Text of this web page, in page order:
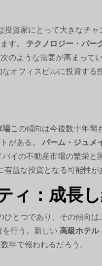
投資家にとって大きなチ
す。 テクノロジー・パー
のような需要が高まってい
オフィスビルに投資す
場この傾向は今後数十年間
がある。 パーム・ジュメ
イの不動産市場の繁栄
有益な投資となる可能性が
ィ：成長
とつであり、その傾向
行う。新しい 高級ホテル
年で報われるだろう。